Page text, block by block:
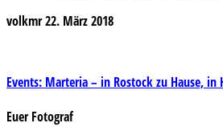
volkmr22. März 2018
Beitragsnavigation
Events: Marteria – in Rostock zu Hause, in
Euer Fotograf